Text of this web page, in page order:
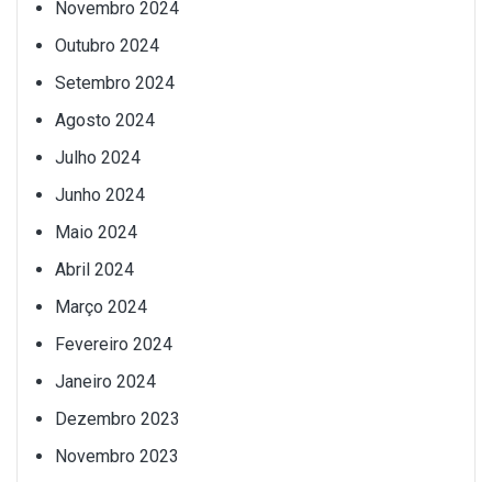
Novembro 2024
Outubro 2024
Setembro 2024
Agosto 2024
Julho 2024
Junho 2024
Maio 2024
Abril 2024
Março 2024
Fevereiro 2024
Janeiro 2024
Dezembro 2023
Novembro 2023